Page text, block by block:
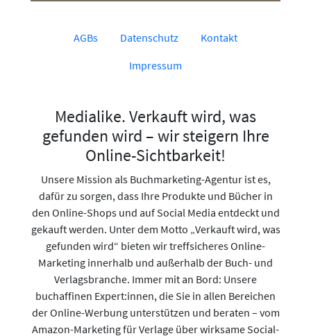
AGBs Datenschutz
Kontakt
Impressum
Medialike. Verkauft wird, was
gefunden wird – wir steigern Ihre
Online-Sichtbarkeit!
Unsere Mission als Buchmarketing-Agentur ist es,
dafür zu sorgen, dass Ihre Produkte und Bücher in
den Online-Shops und auf Social Media entdeckt und
gekauft werden. Unter dem Motto „Verkauft wird, was
gefunden wird“ bieten wir treffsicheres Online-
Marketing innerhalb und außerhalb der Buch- und
Verlagsbranche. Immer mit an Bord: Unsere
buchaffinen Expert:innen, die Sie in allen Bereichen
der Online-Werbung unterstützen und beraten – vom
Amazon-Marketing für Verlage über wirksame Social-